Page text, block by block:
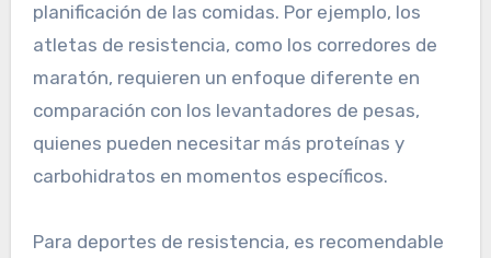
planificación de las comidas. Por ejemplo, los
atletas de resistencia, como los corredores de
maratón, requieren un enfoque diferente en
comparación con los levantadores de pesas,
quienes pueden necesitar más proteínas y
carbohidratos en momentos específicos.
Para deportes de resistencia, es recomendable